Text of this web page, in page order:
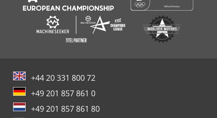
+44 20 331 800 72
+49 201 857 861 0
+49 201 857 861 80